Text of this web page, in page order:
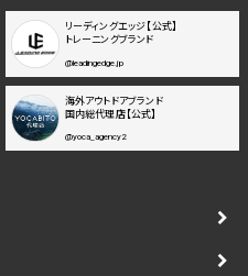
リーディングエッジ【公式】
トレーニングブランド
@leadingedge.jp
海外アウトドアブランド
国内総代理店【公式】
@yoca_agency2